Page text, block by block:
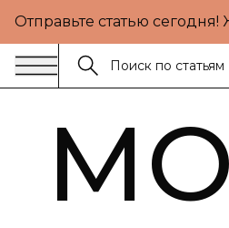
Отправьте статью